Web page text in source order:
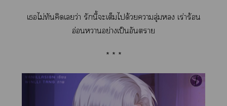
เไม่ทันคิดเว่า รักนี้ะเต็มได้วยาลุ่ม เร่าร้อน
อ่อนาอย่างเป็นอันตราย
* * *